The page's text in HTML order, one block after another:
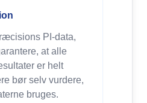
PI-data,
at alle
er helt
bør selv vurdere,
bruges.